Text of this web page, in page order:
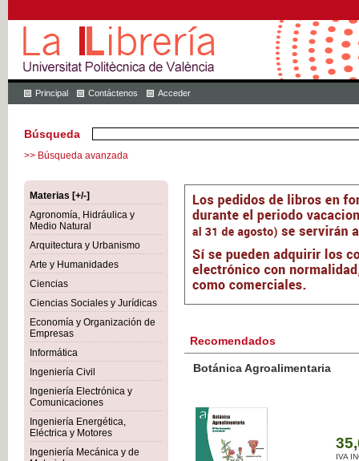
Principal Contáctenos Acceder
Búsqueda
>> Búsqueda avanzada
Materias [+/-]
Agronomía, Hidráulica y
Medio Natural
Arquitectura y Urbanismo
Arte y Humanidades
Ciencias
Ciencias Sociales y Jurídicas
Economía y Organización de
Empresas
Informática
Ingeniería Civil
Ingeniería Electrónica y
Comunicaciones
Ingeniería Energética,
Eléctrica y Motores
Ingeniería Mecánica y de
Recomendados
Botánica Agroalimentaria
IVA